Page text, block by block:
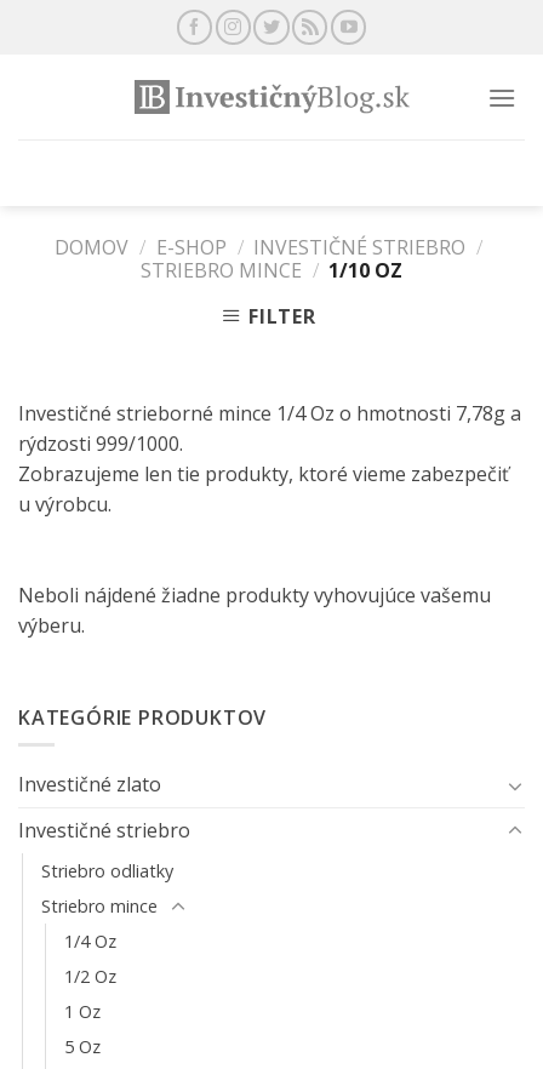
DOMOV / E-SHOP / INVESTIČNÉ STRIEBRO /
STRIEBRO MINCE / 1/10 OZ
FILTER
Investičné strieborné mince 1/4 Oz o hmotnosti 7,78g a
rýdzosti 999/1000.
Zobrazujeme len tie produkty, ktoré vieme zabezpečiť
u výrobcu.
Neboli nájdené žiadne produkty vyhovujúce vašemu
výberu.
KATEGÓRIE PRODUKTOV
Investičné zlato
Investičné striebro
Striebro odliatky
Striebro mince
1/4 Oz
1/2 Oz
1 Oz
5 Oz